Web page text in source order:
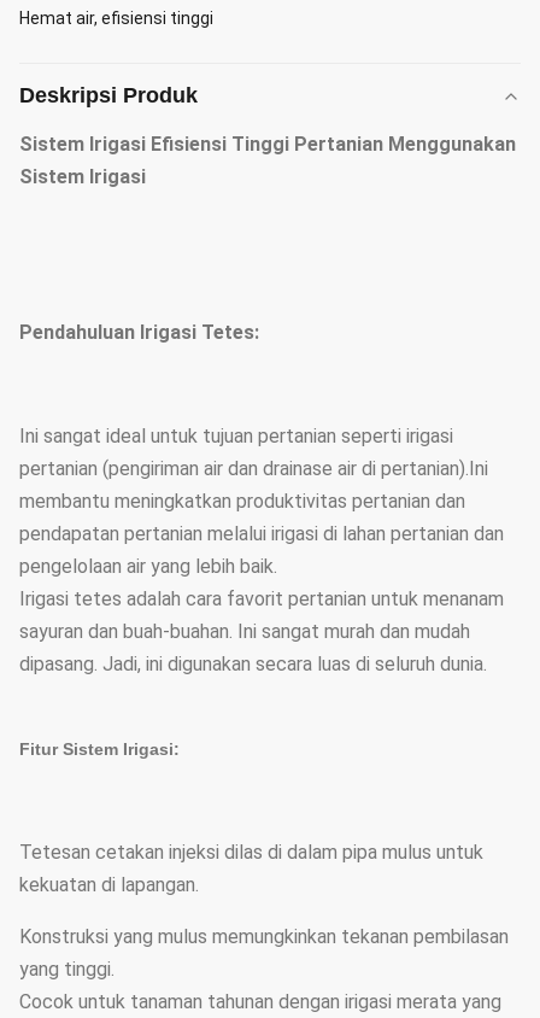
Hemat air, efisiensi tinggi
Deskripsi Produk
Sistem Irigasi Efisiensi Tinggi Pertanian Menggunakan
Sistem Irigasi​
Pendahuluan Irigasi Tetes:
Ini sangat ideal untuk tujuan pertanian seperti irigasi
pertanian (pengiriman air dan drainase air di pertanian).Ini
membantu meningkatkan produktivitas pertanian dan
pendapatan pertanian melalui irigasi di lahan pertanian dan
pengelolaan air yang lebih baik.
Irigasi tetes adalah cara favorit pertanian untuk menanam
sayuran dan buah-buahan. Ini sangat murah dan mudah
dipasang. Jadi, ini digunakan secara luas di seluruh dunia.
Fitur Sistem Irigasi:
Tetesan cetakan injeksi dilas di dalam pipa mulus untuk
kekuatan di lapangan.
Konstruksi yang mulus memungkinkan tekanan pembilasan
yang tinggi.
Cocok untuk tanaman tahunan dengan irigasi merata yang